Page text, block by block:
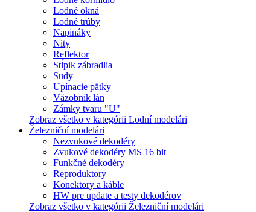
Lodné okná
Lodné trúby
Napináky
Nity
Reflektor
Stĺpik zábradlia
Sudy
Upínacie pätky
Väzobník lán
Zámky tvaru "U"
Zobraz všetko v kategórii Lodní modelári
Železniční modelári
Nezvukové dekodéry
Zvukové dekodéry MS 16 bit
Funkčné dekodéry
Reproduktory
Konektory a káble
HW pre update a testy dekodérov
Zobraz všetko v kategórii Železniční modelári